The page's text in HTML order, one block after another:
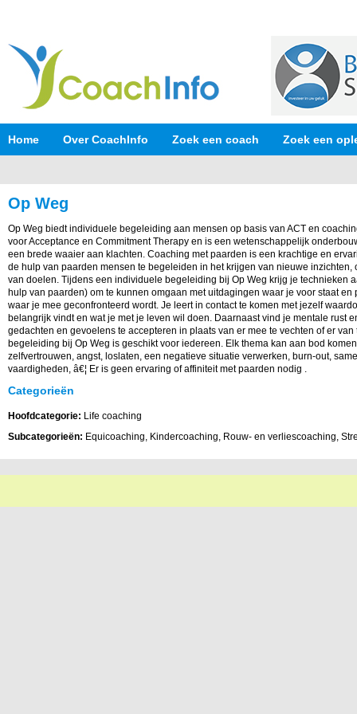
Home Over CoachInfo Zoek een coach Zoek een
Op Weg
Op Weg biedt individuele begeleiding aan mensen op basis van ACT en
voor Acceptance en Commitment Therapy en is een wetenschappelijk
een brede waaier aan klachten. Coaching met paarden is een krachtige en
de hulp van paarden mensen te begeleiden in het krijgen van nieuwe inzichten,
van doelen. Tijdens een individuele begeleiding bij Op Weg krijg je technieken
hulp van paarden) om te kunnen omgaan met uitdagingen waar je voor staat
waar je mee geconfronteerd wordt. Je leert in contact te komen met jezelf
belangrijk vindt en wat je met je leven wil doen. Daarnaast vind je mentale rust
gedachten en gevoelens te accepteren in plaats van er mee te vechten of er
begeleiding bij Op Weg is geschikt voor iedereen. Elk thema kan aan bod
zelfvertrouwen, angst, loslaten, een negatieve situatie verwerken, burn-out,
vaardigheden, â€¦ Er is geen ervaring of affiniteit met paarden nodig .
Categorieën
Hoofdcategorie: Life coaching
Subcategorieën: Equicoaching, Kindercoaching, Rouw- en verliescoaching,